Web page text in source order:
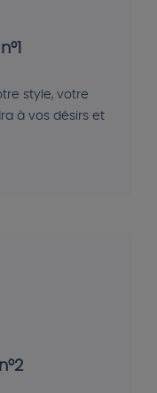
style, votre
à vos désirs et